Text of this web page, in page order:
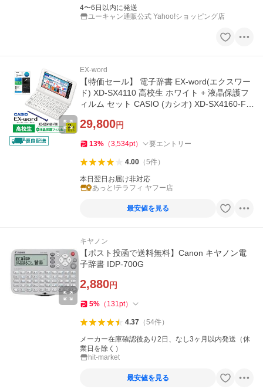
4〜6日以内に発送
ユーキャン通販公式 Yahoo!ショッピング店
EX-word
【特価セール】 電子辞書 EX-word(エクスワー
ド) XD-SX4110 高校生 ホワイト + 液晶保護フ
ィルム セット CASIO (カシオ) XD-SX4160-FM
29,800円
13% （3,534pt） 要エントリー
4.00（5件）
本日翌日お届け非対応
あっと!テラフィ ヤフー店
最安値を見る
キヤノン
【ポスト投函で送料無料】Canon キヤノン電
子辞書 IDP-700G
2,880円
5% （ 131pt）
4.37（54件）
メーカー在庫確認後あり2日、なし3ヶ月以内発送（休
業日を除く）
hit-market
最安値を見る